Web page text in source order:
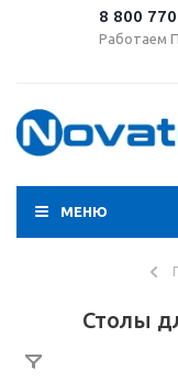
8 800
Работаем
МЕНЮ
Столы